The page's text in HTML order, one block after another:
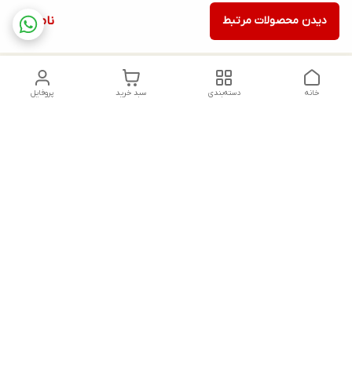
ناموجود دیدن محصولات مرتبط
پروفایل سبد خرید دسته‌بندی خانه